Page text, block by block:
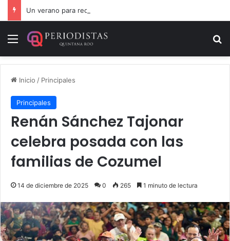
Menú
Inicio / Principales
Principales
Renán Sánchez Tajonar
celebra posada con las
familias de Cozumel
14 de diciembre de 2025 0 265 1 minuto de lectura